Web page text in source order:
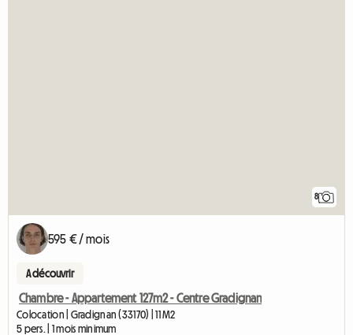
8
595 € / mois
A découvrir
Chambre - Appartement 127m2 - Centre Gradignan
Colocation | Gradignan (33170) | 11 M2
5 pers. | 1 mois minimum